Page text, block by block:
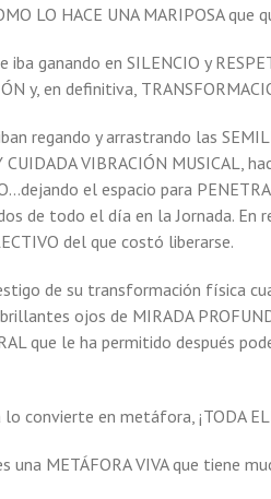
LO HACE UNA MARIPOSA
iba ganando en SILENCIO y
y, en definitiva,
regando y arrastrando las
VIBRACIÓN MUSICAL,
el espacio para
de todo el día en la Jornada. En
del que costó liberarse.
de su transformación física
ojos de MIRADA
que le ha permitido después
en metáfora, ¡TODA
una METÁFORA VIVA que tiene